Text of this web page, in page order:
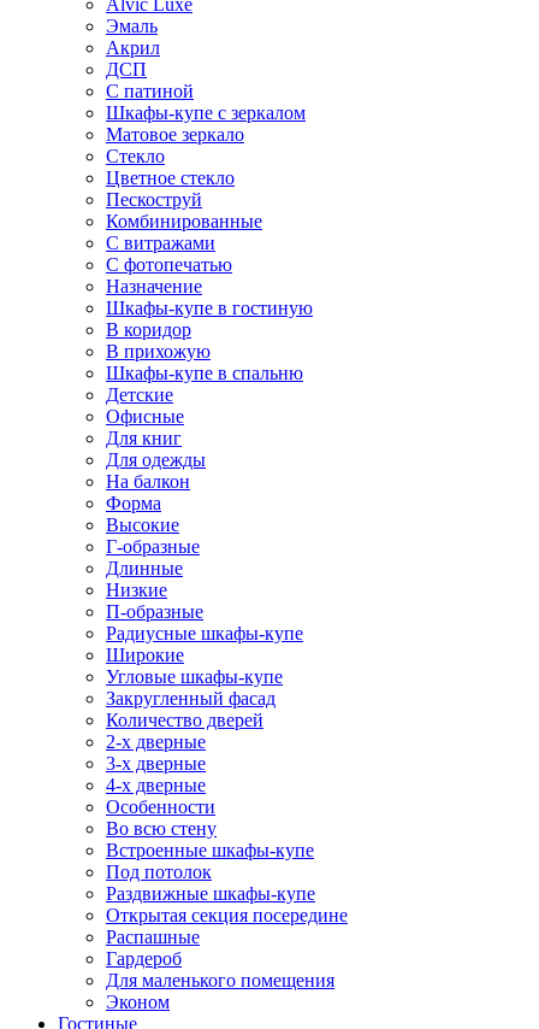
Alvic Luxe
Эмаль
Акрил
ДСП
С патиной
Шкафы-купе с зеркалом
Матовое зеркало
Стекло
Цветное стекло
Пескоструй
Комбинированные
С витражами
С фотопечатью
Назначение
Шкафы-купе в гостиную
В коридор
В прихожую
Шкафы-купе в спальню
Детские
Офисные
Для книг
Для одежды
На балкон
Форма
Высокие
Г-образные
Длинные
Низкие
П-образные
Радиусные шкафы-купе
Широкие
Угловые шкафы-купе
Закругленный фасад
Количество дверей
2-х дверные
3-х дверные
4-х дверные
Особенности
Во всю стену
Встроенные шкафы-купе
Под потолок
Раздвижные шкафы-купе
Открытая секция посередине
Распашные
Гардероб
Для маленького помещения
Эконом
Гостиные